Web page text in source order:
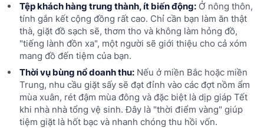
Tệp khách hàng trung thành, ít biến động:Ở nông thôn,
tính gắn kết cộng đồng rất cao. Chỉ cần bạn làm ăn thật
thà, giặt đồ sạch sẽ, thơm tho và không làm hỏng đồ,
"tiếng lành đồn xa", một người sẽ giới thiệu cho cả xóm
mang đồ đến tiệm của bạn.
Thời vụ bùng nổ doanh thu:Nếu ở miền Bắc hoặc miền
Trung, nhu cầu giặt sấy sẽ đạt đỉnh vào các đợt nồm ẩm
mùa xuân, rét đậm mùa đông và đặc biệt là dịp giáp Tết
khi nhà nhà tổng vệ sinh. Đây là "thời điểm vàng" giúp
tiệm giặt là hốt bạc và nhanh chóng thu hồi vốn.